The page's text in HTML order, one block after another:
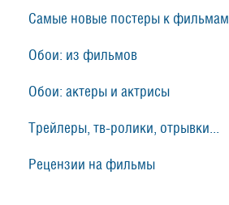
Самые новые постеры к фильмам
Обои: из фильмов
Обои: актеры и актрисы
Трейлеры, тв-ролики, отрывки...
Рецензии на фильмы